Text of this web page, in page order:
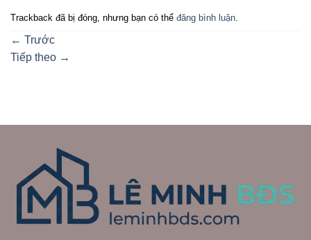
Trackback đã bị đóng, nhưng bạn có thể đăng bình luận.
← Trước
Tiếp theo →